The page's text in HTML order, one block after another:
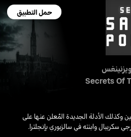
حمل التطبيق
Secrets Of
وكذلك الأدلة الجديدة المُعلن عنها على
وابنته في سالزبوري بإنجلترا.